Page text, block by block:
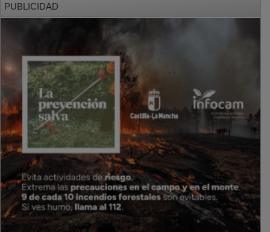
PUBLICIDAD